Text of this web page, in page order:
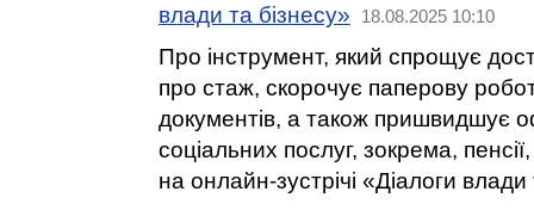
влади та бізнесу»
18.08.2025 10:10
Про інструмент, який спрощує
про стаж, скорочує паперову
документів, а також пришвидшує
соціальних послуг, зокрема,
на онлайн-зустрічі «Діалоги влади